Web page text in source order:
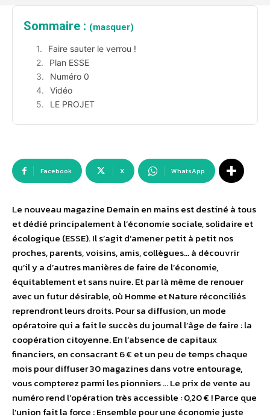
Sommaire : (masquer)
Faire sauter le verrou !
Plan ESSE
Numéro 0
Vidéo
LE PROJET
Facebook X WhatsApp
Le nouveau magazine Demain en mains est destiné à tous
et dédié principalement à l’économie sociale, solidaire et
écologique (ESSE). Il s’agit d’amener petit à petit nos
proches, parents, voisins, amis, collègues… à découvrir
qu’il y a d’autres manières de faire de l’économie,
équitablement et sans nuire. Et par là même de renouer
avec un futur désirable, où Homme et Nature réconciliés
reprendront leurs droits. Pour sa diffusion, un mode
opératoire qui a fait le succès du journal l’âge de faire : la
coopération citoyenne. En l’absence de capitaux
financiers, en consacrant 6 € et un peu de temps chaque
mois pour diffuser 30 magazines dans votre entourage,
vous compterez parmi les pionniers … Le prix de vente au
numéro rend l’opération très accessible : 0,20 € ! Parce que
l’union fait la force : Ensemble pour une économie juste